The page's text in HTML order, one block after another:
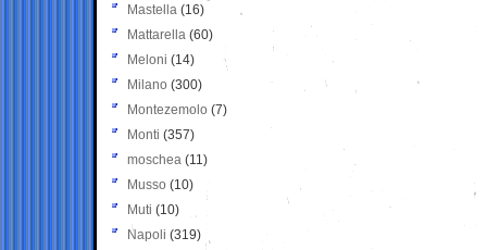
Mastella (16)
Mattarella (60)
Meloni (14)
Milano (300)
Montezemolo (7)
Monti (357)
moschea (11)
Musso (10)
Muti (10)
Napoli (319)